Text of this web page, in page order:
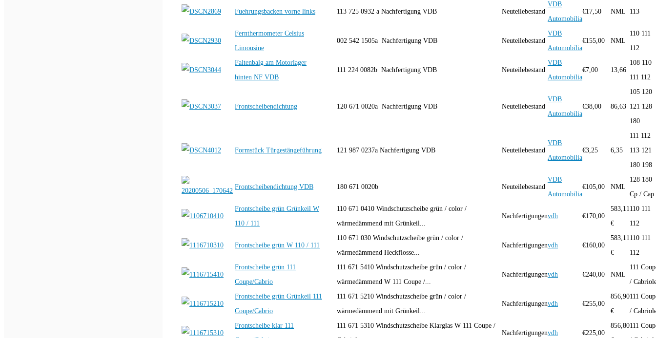
Fuehrungsbacken vorne links 113 725 0932 a Nachfertigung VDB Neuteilebestand
VDB
Automobilia
€17,50 NML 113
Fernthermometer Celsius
Limousine
002 542 1505a Nachfertigung VDB Neuteilebestand
VDB
Automobilia
€155,00 NML
110 111
112
Faltenbalg am Motorlager
hinten NF VDB
111 224 0082b Nachfertigung VDB Neuteilebestand
VDB
Automobilia
€7,00 13,66
108 110
111 112
Frontscheibendichtung 120 671 0020a Nachfertigung VDB Neuteilebestand
VDB
Automobilia
€38,00 86,63
105 120
121 128
180
Formstück Türgestängeführung 121 987 0237a Nachfertigung VDB Neuteilebestand
VDB
Automobilia
€3,25 6,35
111 112
113 121
180 198
Frontscheibendichtung VDB 180 671 0020b Neuteilebestand
VDB
Automobilia
€105,00 NML
128 180
Cp / Cap
Frontscheibe grün Grünkeil W
110 / 111
110 671 0410 Windschutzscheibe grün / color /
wärmedämmend mit Grünkeil...
Nachfertigungenvdh €170,00
583,11
€
110 111
112
Frontscheibe grün W 110 / 111
110 671 030 Windschutzscheibe grün / color /
wärmedämmend Heckflosse...
Nachfertigungenvdh €160,00
583,11
€
110 111
112
Frontscheibe grün 111
Coupe/Cabrio
111 671 5410 Windschutzscheibe grün / color /
wärmedämmend W 111 Coupe /...
Nachfertigungenvdh €240,00 NML
111
/
Frontscheibe grün Grünkeil 111
Coupe/Cabrio
111 671 5210 Windschutzscheibe grün / color /
wärmedämmend mit Grünkeil...
Nachfertigungenvdh €255,00
856,90
€
111
/
Frontscheibe klar 111
111 671 5310 Windschutzscheibe Klarglas W 111 Coupe /
Nachfertigungenvdh €225,00
856,80111